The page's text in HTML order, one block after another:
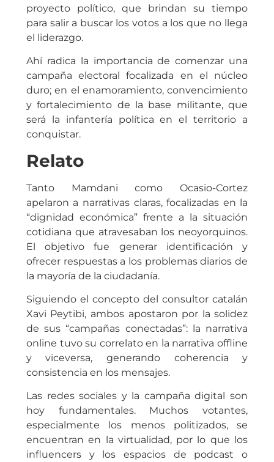
proyecto político, que brindan su tiempo
para salir a buscar los votos a los que no llega
el liderazgo.
Ahí radica la importancia de comenzar una
campaña electoral focalizada en el núcleo
duro; en el enamoramiento, convencimiento
y fortalecimiento de la base militante, que
será la infantería política en el territorio a
conquistar.
Relato
Tanto Mamdani como Ocasio-Cortez
apelaron a narrativas claras, focalizadas en la
“dignidad económica” frente a la situación
cotidiana que atravesaban los neoyorquinos.
El objetivo fue generar identificación y
ofrecer respuestas a los problemas diarios de
la mayoría de la ciudadanía.
Siguiendo el concepto del consultor catalán
Xavi Peytibi, ambos apostaron por la solidez
de sus “campañas conectadas”: la narrativa
online tuvo su correlato en la narrativa offline
y viceversa, generando coherencia y
consistencia en los mensajes.
Las redes sociales y la campaña digital son
hoy fundamentales. Muchos votantes,
especialmente los menos politizados, se
encuentran en la virtualidad, por lo que los
influencers y los espacios de podcast o